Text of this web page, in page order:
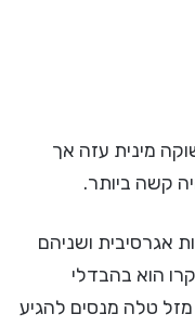
מינית עזה אך
קשה ביותר.
אגרסיבית ושניהם
הוא בהבדלי
טלה מנסים להגיע